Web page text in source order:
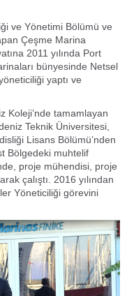
ve Yönetimi Bölümü ve
Çeşme Marina
2011 yılında Port
bünyesinde Netsel
yaptı ve
Koleji’nde tamamlayan
Teknik Üniversitesi,
Lisans Bölümü’nden
Bölgedeki muhtelif
proje mühendisi, proje
çalıştı. 2016 yılından
Yöneticiliği görevini